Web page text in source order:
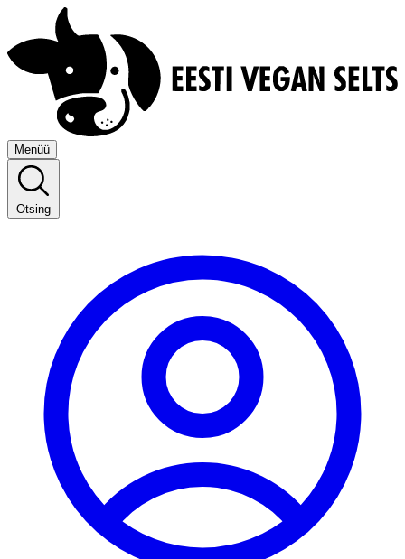
Menüü
Otsing